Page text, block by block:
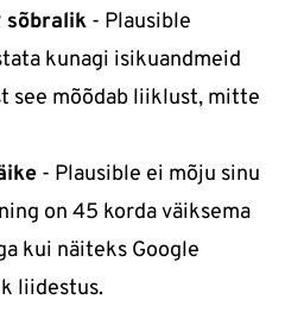
sõbralik - Plausible
kunagi isikuandmeid
see mõõdab liiklust, mitte
- Plausible ei mõju sinu
ning on 45 korda väiksema
kui näiteks Google
liidestus.